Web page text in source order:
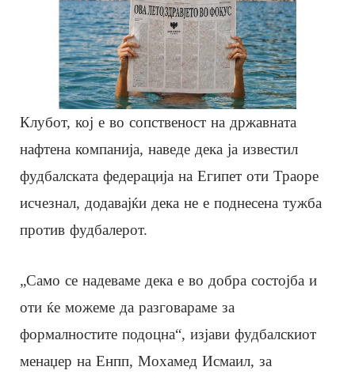
Клубот, кој е во сопственост на државната
нафтена компанија, наведе дека ја известил
фудбалската федерација на Египет оти Траоре
исчезнал, додавајќи дека не е поднесена тужба
против фудбалерот.
„Само се надеваме дека е во добра состојба и
оти ќе можеме да разговараме за
формалностите подоцна“, изјави фудбалскиот
менаџер на Енпп, Мохамед Исмаил, за